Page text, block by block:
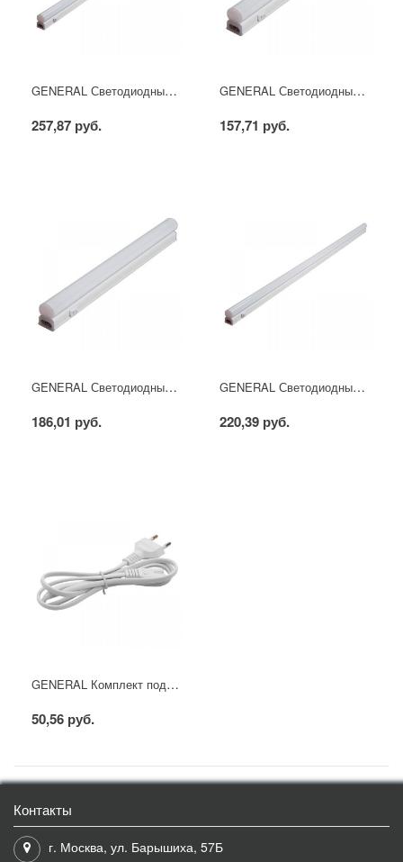
GENERAL Светодиодный линейный светильник Т5 18W 4000K, IP40, 1750Lm GT5B-1200-18-IP40-4
257,87 руб.
GENERAL Светодиодный линейный светильник Т5 5W 4000K 500Lm, IP40 GT5B-300-5-IP40-4
157,71 руб.
GENERAL Светодиодный линейный светильник Т5 9W 4000K, IP40, 890Lm GT5B-600-9-IP40-4
186,01 руб.
GENERAL Светодиодный линейный светильник Т5 15W 4000K, IP40, 1350Lm GT5B-900-15-IP40-4
220,39 руб.
GENERAL Комплект подключения светильника Т5 к сети 220В GT5B-220V
50,56 руб.
Контакты
г. Москва, ул. Барышиха, 57Б